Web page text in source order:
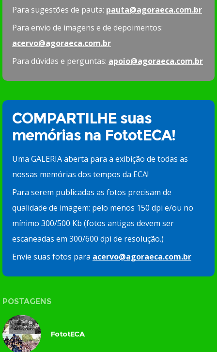
Para sugestões de pauta: pauta@agoraeca.com.br
Para envio de imagens e de depoimentos:
acervo@agoraeca.com.br
Para dúvidas e perguntas: apoio@agoraeca.com.br
COMPARTILHE suas
memórias na FototECA!
Uma GALERIA aberta para a exibição de todas as
nossas memórias dos tempos da ECA!
Para serem publicadas as fotos precisam de
qualidade de imagem: pelo menos 150 dpi e/ou no
mínimo 300/500 Kb (fotos antigas devem ser
escaneadas em 300/600 dpi de resolução.)
Envie suas fotos para acervo@agoraeca.com.br
POSTAGENS
FototECA